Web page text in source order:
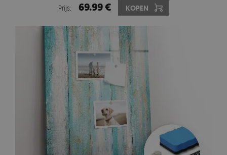
Prijs: 69.99 € KOPEN